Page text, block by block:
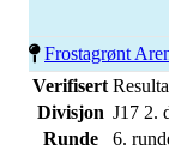
Frostagrønt
Verifisert
Divisjon J17 2.
Runde
6.